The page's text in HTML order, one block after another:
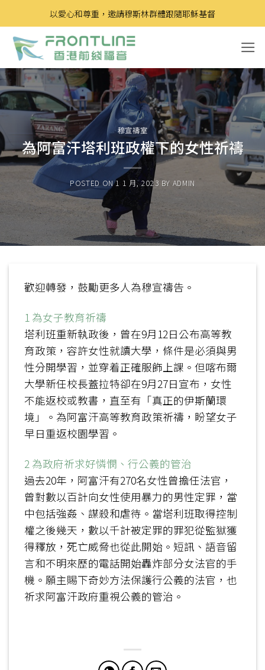
to
content
以愛心和尊重，邀請穆斯林群體跟隨耶穌基督
穆宣禱室
為阿富汗塔利班政權下的女性祈禱
POSTED ON1 1 月, 2023 BY ADMIN
歡迎轉發，鼓勵更多人為穆宣禱告。
1 為女子教育祈禱
塔利班重新執政後，曾在9月12日公布高等教
育政策，容許女性就讀大學，條件是必須與男
性分開學習，並穿着正確服飾上課。但喀布爾
大學新任校長蓋拉特卻在9月27日宣布，女性
不能返校或教書，直至有「真正的伊斯蘭環
境」。為阿富汗高等教育政策祈禱，盼望女子
早日重返校園學習。
2 為政府祈求好憐憫、行公義的管治
過去20年，阿富汗有270名女性曾擔任法官，
曾對數以百計向女性使用暴力的男性定罪，當
中包括強姦、謀殺和虐待。當塔利班取得控制
權之後幾天，數以千計被定罪的罪犯從監獄獲
得釋放，死亡威脅也從此開始。短訊、語音留
言和不明來歷的電話開始轟炸部分女法官的手
機。願主賜下奇妙方法保護行公義的法官，也
祈求阿富汗政府重視公義的管治。